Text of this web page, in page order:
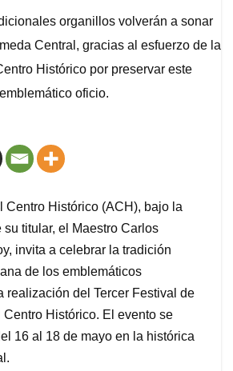
organillos volverán a sonar
Central, gracias al esfuerzo de la
Histórico por preservar este
emblemático oficio.
Centro Histórico (ACH), bajo la
titular, el Maestro Carlos
invita a celebrar la tradición
de los emblemáticos
realización del Tercer Festival de
Histórico. El evento se
16 al 18 de mayo en la histórica